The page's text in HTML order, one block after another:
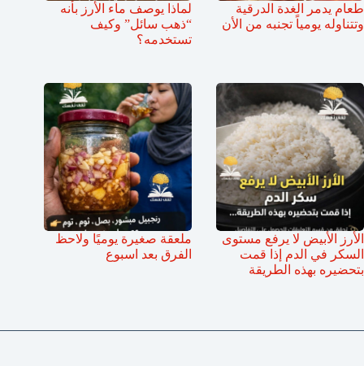
طعام يدمر الغدة الدرقية
وتتناوله يومياً تجنبه من الأن
لماذا يوصف ماء الأرز بأنه
“ذهب سائل” وكيف
تستخدمه؟
الأرز الأبيض لا يرفع مستوى
السكر في الدم إذا قمت
بتحضيره بهذه الطريقة
ملعقة صغيرة يوميًا ولاحظ
الفرق بعد اسبوع